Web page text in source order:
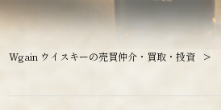
Wgain ウイスキーの売買仲介・買取・投資 >